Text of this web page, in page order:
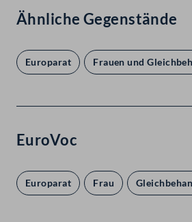
Ähnliche Gegenstände
Europarat Frauen und
EuroVoc
Europarat Frau